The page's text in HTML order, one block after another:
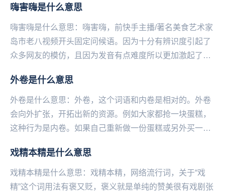
嗨害嗨是什么意思
嗨害嗨是什么意思：嗨害嗨，前快手主播/著名‌‌‌‌‌‌美食艺术家
岛市老八视频开头固定问候语。因为十分有辨识度引起了
众多网友的模仿，且因为发音有点难度所以更加激起了大
外卷是什么意思
外卷是什么意思：外卷，这个词语和内卷是相对的。外卷
会向外扩张，开拓出新的资源。例如大家都抢一块蛋糕，
这种行为是内卷。如果自己重新做一份蛋糕或另外买一
戏精本精是什么意思
戏精本精是什么意思：戏精本精，网络流行词，关于“戏
精”这个词用法有褒又贬，褒义就是单纯的赞美很有戏剧张